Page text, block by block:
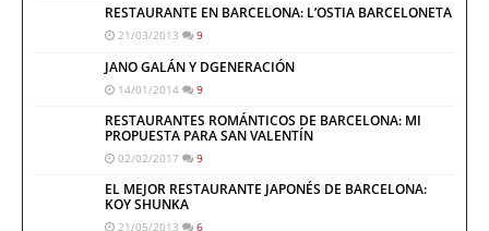
RESTAURANTE EN BARCELONA: L’OSTIA BARCELONETA
21/03/2013 9
JANO GALÁN Y DGENERACIÓN
14/01/2014 9
RESTAURANTES ROMÁNTICOS DE BARCELONA: MI
PROPUESTA PARA SAN VALENTÍN
02/02/2017 9
EL MEJOR RESTAURANTE JAPONÉS DE BARCELONA:
KOY SHUNKA
21/05/2013 6